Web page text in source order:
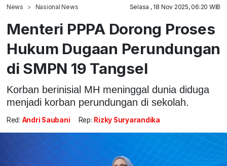
News Nasional News Selasa , 18 Nov 2025, 06:20 WIB
Menteri PPPA Dorong Proses
Hukum Dugaan Perundungan
di SMPN 19 Tangsel
Korban berinisial MH meninggal dunia diduga
menjadi korban perundungan di sekolah.
Red: Andri Saubani Rep: Rizky Suryarandika